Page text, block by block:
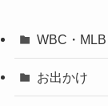
WBC・
お出かけ